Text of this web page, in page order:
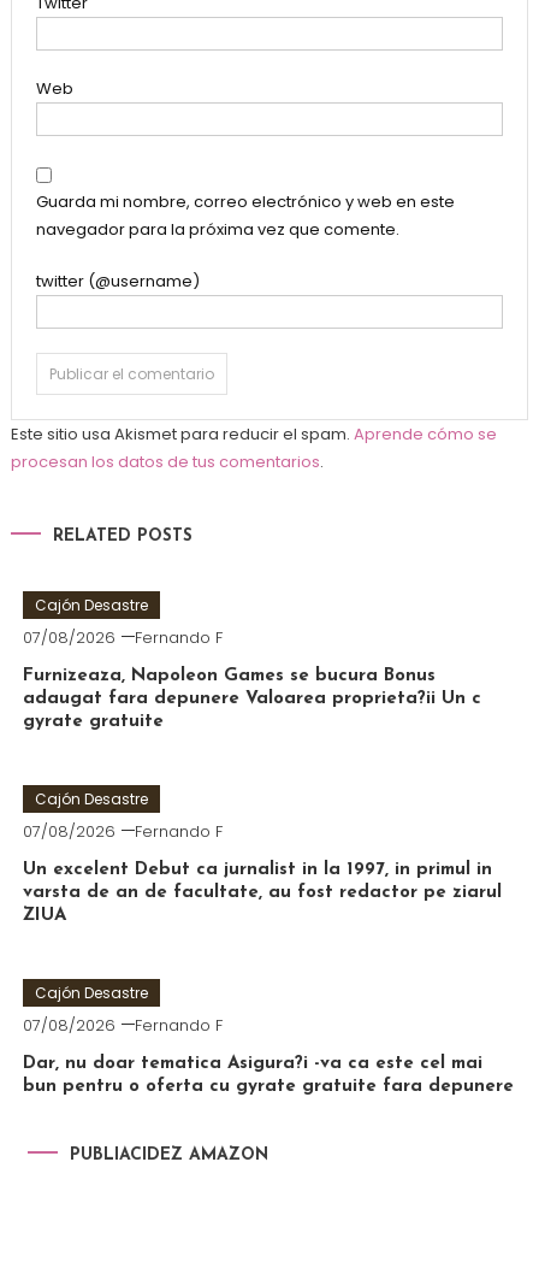
Web
Guarda mi nombre, correo electrónico y web en este
navegador para la próxima vez que comente.
twitter (@username)
Este sitio usa Akismet para reducir el spam. Aprende cómo se
procesan los datos de tus comentarios.
RELATED POSTS
Cajón Desastre
07/08/2026 Fernando F
Furnizeaza, Napoleon Games se bucura Bonus
adaugat fara depunere Valoarea proprieta?ii Un c
gyrate gratuite
Cajón Desastre
07/08/2026 Fernando F
Un excelent Debut ca jurnalist in la 1997, in primul in
varsta de an de facultate, au fost redactor pe ziarul
ZIUA
Cajón Desastre
07/08/2026 Fernando F
Dar, nu doar tematica Asigura?i -va ca este cel mai
bun pentru o oferta cu gyrate gratuite fara depunere
PUBLIACIDEZ AMAZON